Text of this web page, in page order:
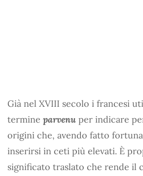
Già nel XVIII secolo i francesi
termine parvenu per indicare
origini che, avendo fatto
inserirsi in ceti più elevati. È
significato traslato che rende il